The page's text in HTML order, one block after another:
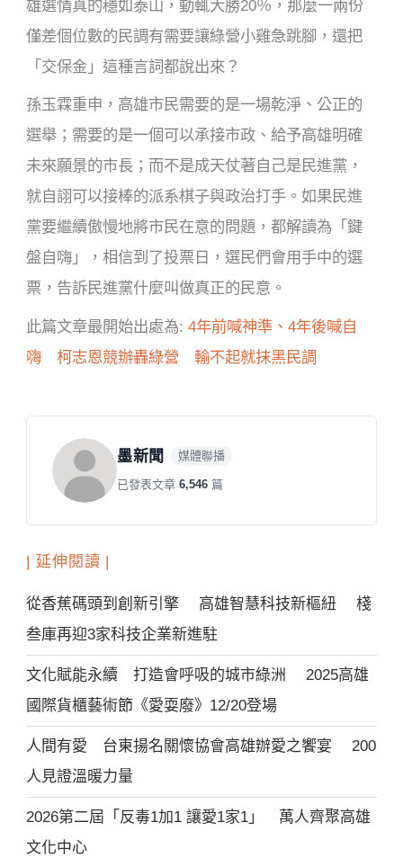
雄選情真的穩如泰山，動輒大勝20％，那麼一兩份
僅差個位數的民調有需要讓綠營小雞急跳腳，還把
「交保金」這種言詞都說出來？
孫玉霖重申，高雄市民需要的是一場乾淨、公正的
選舉；需要的是一個可以承接市政、給予高雄明確
未來願景的市長；而不是成天仗著自己是民進黨，
就自詡可以接棒的派系棋子與政治打手。如果民進
黨要繼續傲慢地將市民在意的問題，都解讀為「鍵
盤自嗨」，相信到了投票日，選民們會用手中的選
票，告訴民進黨什麼叫做真正的民意。
此篇文章最開始出處為:4年前喊神準、4年後喊自
嗨 柯志恩競辦轟綠營 輸不起就抹黑民調
墨新聞 媒體聯播
已發表文章6,546 篇
| 延伸閱讀 |
從香蕉碼頭到創新引擎 高雄智慧科技新樞紐 棧
叁庫再迎3家科技企業新進駐
文化賦能永續 打造會呼吸的城市綠洲 2025高雄
國際貨櫃藝術節《愛耍廢》12/20登場
人間有愛 台東揚名關懷協會高雄辦愛之饗宴 200
人見證溫暖力量
2026第二屆「反毒1加1 讓愛1家1」 萬人齊聚高雄
文化中心